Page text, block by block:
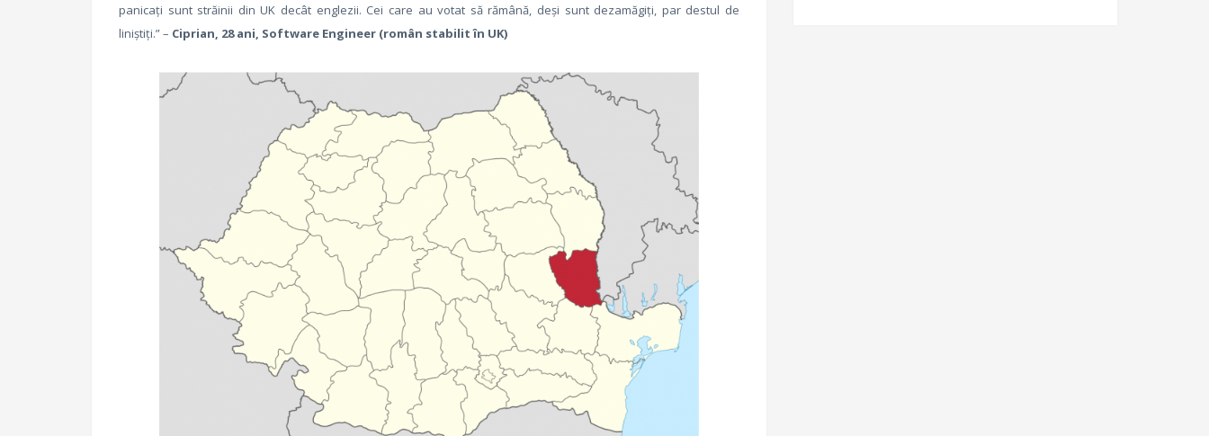
panicați sunt străinii din UK decât englezii. Cei care au votat să rămână, deși sunt dezamăgiți, par destul de
liniștiți.” – Ciprian, 28 ani, Software Engineer (român stabilit în UK)